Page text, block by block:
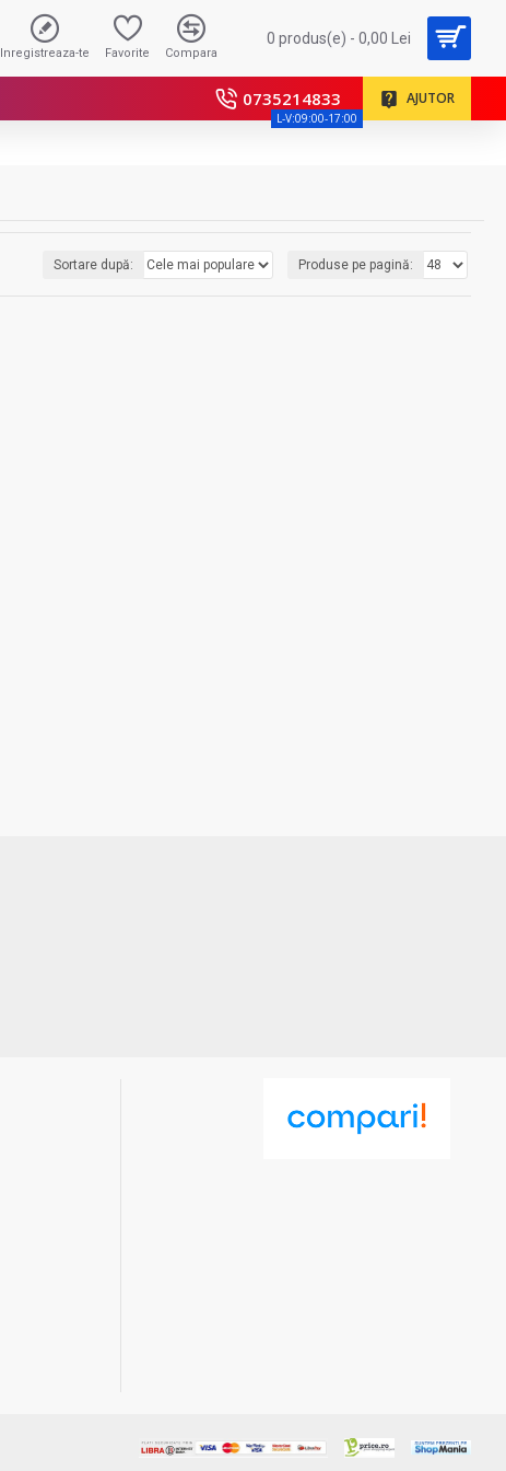
Inregistreaza-te Favorite Compara
0 produs(e) - 0,00 Lei
0735214833
L-V:09:00-17:00
AJUTOR
Sortare după: Produse pe pagină: